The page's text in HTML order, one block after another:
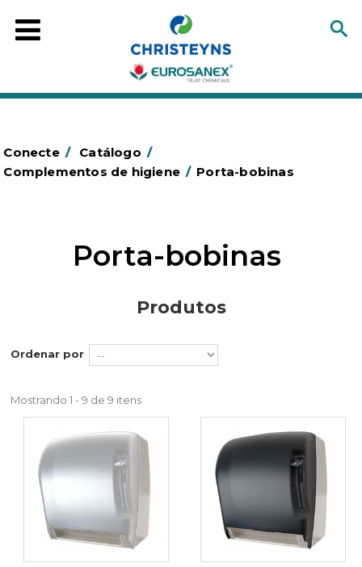
Conecte / Catálogo /
Complementos de higiene / Porta-bobinas
Porta-bobinas
Produtos
Ordenar por
Mostrando 1 - 9 de 9 itens